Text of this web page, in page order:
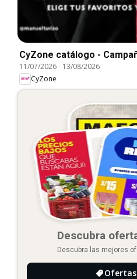
CyZone catálogo -
11/07/2026- 13/08/2026
CyZone
Descubra
Descubra las mejores